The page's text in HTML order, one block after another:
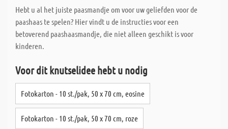
Hebt u al het juiste paasmandje om voor uw geliefden voor de
paashaas te spelen? Hier vindt u de instructies voor een
betoverend paashaasmandje, die niet alleen geschikt is voor
kinderen.
Voor dit knutselidee hebt u nodig
Fotokarton - 10 st./pak, 50 x 70 cm, eosine
Fotokarton - 10 st./pak, 50 x 70 cm, roze